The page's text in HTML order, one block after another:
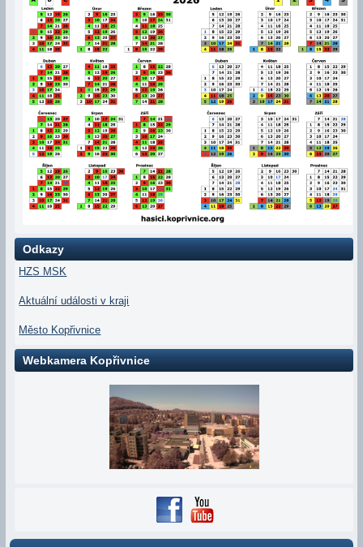
Odkazy
HZS MSK
Aktuální události v kraji
Město Kopřivnice
Webkamera Kopřivnice